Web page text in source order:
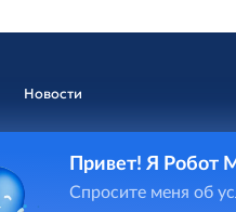
Новости
ГИС Cпорт
Привет! Я Робот
Спросите меня об